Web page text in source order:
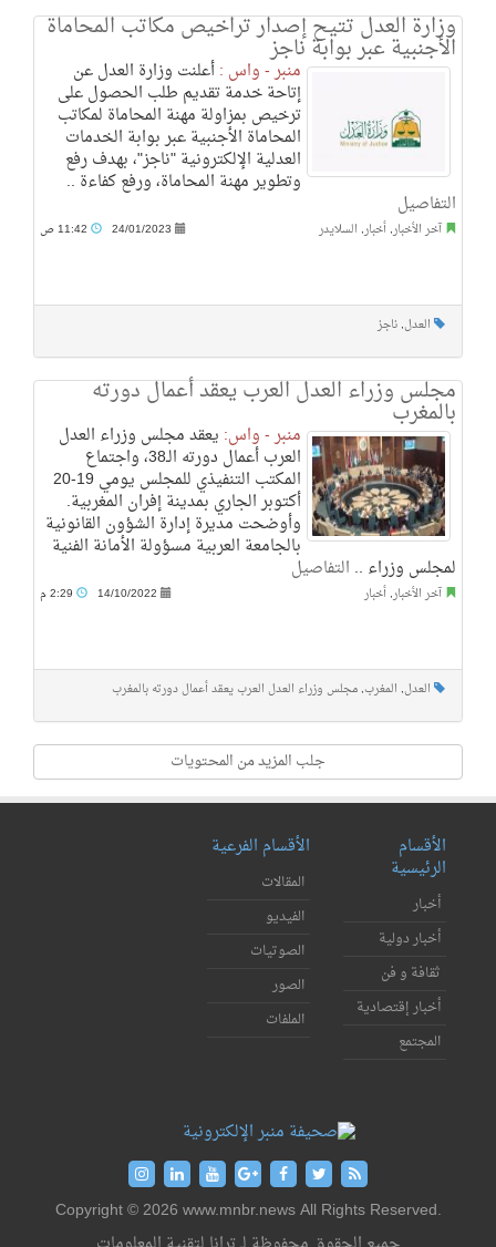
وزارة العدل تتيح إصدار تراخيص مكاتب المحاماة
الأجنبية عبر بوابة ناجز
منبر - واس :أعلنت وزارة العدل عن
إتاحة خدمة تقديم طلب الحصول على
ترخيص بمزاولة مهنة المحاماة لمكاتب
المحاماة الأجنبية عبر بوابة الخدمات
العدلية الإلكترونية "ناجز"، بهدف رفع
وتطوير مهنة المحاماة، ورفع كفاءة ..
التفاصيل
آخر الأخبار, أخبار, السلايدر 24/01/2023
العدل, ناجز
مجلس وزراء العدل العرب يعقد أعمال دورته
بالمغرب
منبر - واس: يعقد مجلس وزراء العدل
العرب أعمال دورته الـ38، واجتماع
المكتب التنفيذي للمجلس يومي 19-20
أكتوبر الجاري بمدينة إفران المغربية.
وأوضحت مديرة إدارة الشؤون القانونية
بالجامعة العربية مسؤولة الأمانة الفنية
لمجلس وزراء .. التفاصيل
آخر الأخبار, أخبار 14/10/2022
العدل, المغرب, مجلس وزراء العدل العرب يعقد أعمال دورته بالمغرب
جلب المزيد من المحتويات
الأقسام
الرئيسية
أخبار
أخبار دولية
ثقافة و فن
أخبار إقتصادية
المجتمع
الأقسام الفرعية
المقالات
الفيديو
الصوتيات
الصور
الملفات
Copyright © 2026 www.mnbr.news All Rights Reserved.